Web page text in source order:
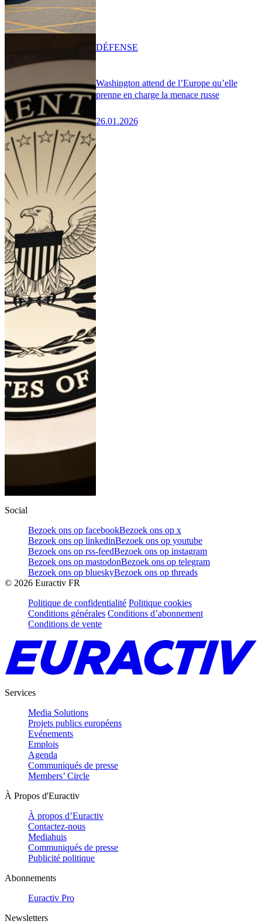
Washington attend de l’Europe qu’elle
prenne en charge la menace russe
26.01.2026
DÉFENSE
Social
Bezoek ons op facebookBezoek ons op x
Bezoek ons op linkedinBezoek ons op youtube
Bezoek ons op rss-feedBezoek ons op instagram
Bezoek ons op mastodonBezoek ons op telegram
Bezoek ons op blueskyBezoek ons op threads
© 2026 Euractiv FR
Politique de confidentialité Politique cookies
Conditions générales Conditions d’abonnement
Conditions de vente
Services
Media Solutions
Projets publics européens
Evénements
Emplois
Agenda
Communiqués de presse
Members’ Circle
À Propos d'Euractiv
À propos d’Euractiv
Contactez-nous
Mediahuis
Communiqués de presse
Publicité politique
Abonnements
Euractiv Pro
Newsletters